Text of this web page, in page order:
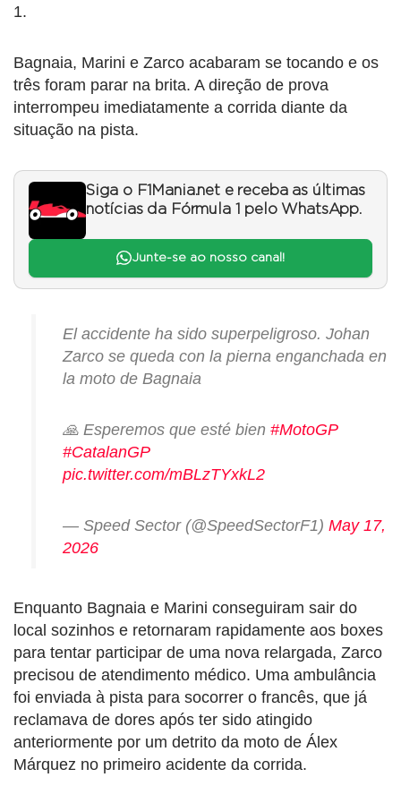
1.
Bagnaia, Marini e Zarco acabaram se tocando e os
três foram parar na brita. A direção de prova
interrompeu imediatamente a corrida diante da
situação na pista.
Siga o F1Mania.net e receba as últimas
notícias da Fórmula 1 pelo WhatsApp.
Junte-se ao nosso canal!
El accidente ha sido superpeligroso. Johan
Zarco se queda con la pierna enganchada en
la moto de Bagnaia
🙏 Esperemos que esté bien #MotoGP
#CatalanGP
pic.twitter.com/mBLzTYxkL2
— Speed Sector (@SpeedSectorF1) May 17,
2026
Enquanto Bagnaia e Marini conseguiram sair do
local sozinhos e retornaram rapidamente aos boxes
para tentar participar de uma nova relargada, Zarco
precisou de atendimento médico. Uma ambulância
foi enviada à pista para socorrer o francês, que já
reclamava de dores após ter sido atingido
anteriormente por um detrito da moto de Álex
Márquez no primeiro acidente da corrida.